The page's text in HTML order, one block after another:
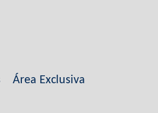
Área Exclusiva